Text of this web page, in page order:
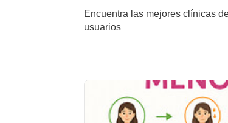
Encuentra las mejores clínicas
usuarios